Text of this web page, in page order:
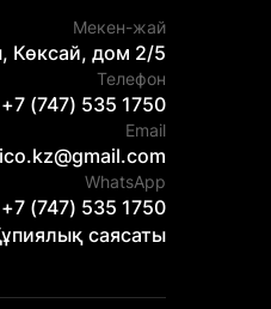
Мекен-жай
Көксай, дом 2/5
Телефон
+7 (747) 535 1750
Email
WhatsApp
+7 (747) 535 1750
саясаты